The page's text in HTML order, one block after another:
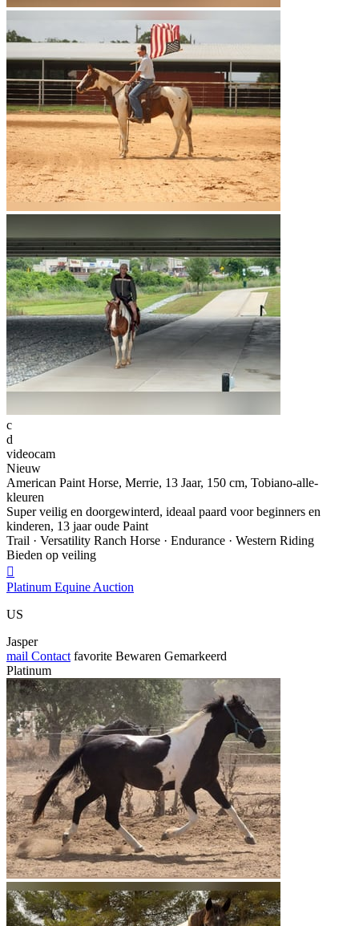
c
d
videocam
Nieuw
American Paint Horse, Merrie, 13 Jaar, 150 cm, Tobiano-alle-
kleuren
Super veilig en doorgewinterd, ideaal paard voor beginners en
kinderen, 13 jaar oude Paint
Trail · Versatility Ranch Horse · Endurance · Western Riding
Bieden op veiling

Platinum Equine Auction
US
Jasper
mail Contact favorite Bewaren Gemarkeerd
Platinum